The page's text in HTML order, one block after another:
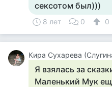
сексотом был)))
8 лет 0 0
Кира Сухарева
Я взялась за
Маленький Мук